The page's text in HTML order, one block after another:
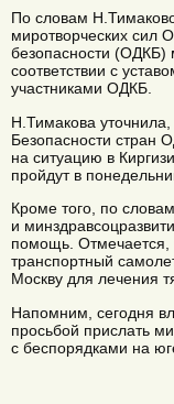
По словам
миротворческих сил
безопасности (ОДКБ)
соответствии с
участниками ОДКБ.
Н.Тимакова уточнила,
Безопасности стран
на ситуацию в
пройдут в
Кроме того, по
и
помощь. Отмечается,
транспортный
Москву для лечения
Напомним, сегодня
просьбой прислать
с беспорядками на